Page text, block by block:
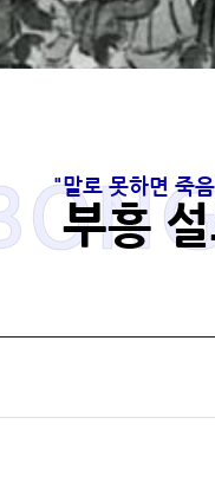
"말로 못하면 죽
부흥